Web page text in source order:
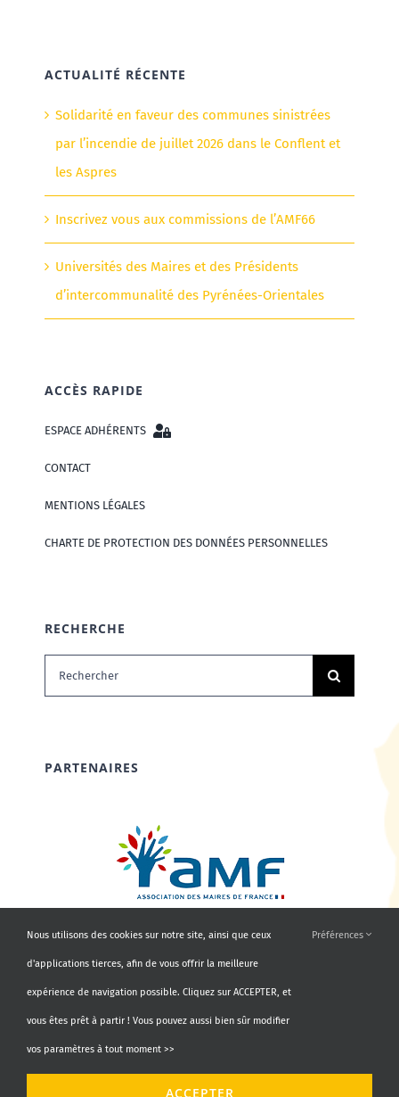
ACTUALITÉ RÉCENTE
Solidarité en faveur des communes sinistrées
par l’incendie de juillet 2026 dans le Conflent et
les Aspres
Inscrivez vous aux commissions de l’AMF66
Universités des Maires et des Présidents
d’intercommunalité des Pyrénées-Orientales
ACCÈS RAPIDE
ESPACE ADHÉRENTS
CONTACT
MENTIONS LÉGALES
CHARTE DE PROTECTION DES DONNÉES PERSONNELLES
RECHERCHE
Rechercher:
PARTENAIRES
Nous utilisons des cookies sur notre site, ainsi que ceux
d'applications tierces, afin de vous offrir la meilleure
expérience de navigation possible. Cliquez sur ACCEPTER, et
vous êtes prêt à partir ! Vous pouvez aussi bien sûr modifier
vos paramètres à tout moment >>
Préférences
ACCEPTER